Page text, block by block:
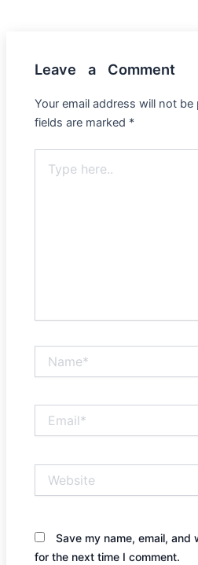
Leave a Comment
Your email address will not be
fields are marked *
here..
Save my name, email,
for the next time I comment.